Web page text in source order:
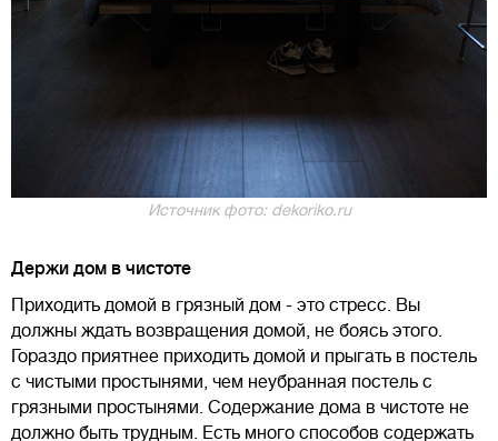
Источник фото: dekoriko.ru
Держи дом в чистоте
Приходить домой в грязный дом - это стресс. Вы
должны ждать возвращения домой, не боясь этого.
Гораздо приятнее приходить домой и прыгать в постель
с чистыми простынями, чем неубранная постель с
грязными простынями. Содержание дома в чистоте не
должно быть трудным. Есть много способов содержать